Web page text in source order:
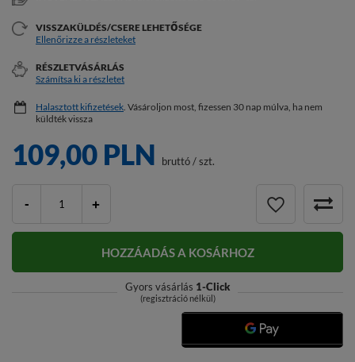
109,00 PLN bruttó/szt.
- +
HOZZÁADÁS A KOSÁRHOZ
Gyors vásárlás 1-Click
(regisztráció nélkül)
VISSZAKÜLDÉS/CSERE LEHETŐSÉGE
Ellenőrizze a részleteket
RÉSZLETVÁSÁRLÁS
Számítsa ki a részletet
Halasztott kifizetések. Vásároljon most, fizessen 30 nap múlva, ha nem
küldték vissza